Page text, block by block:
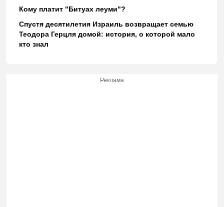
Кому платит "Битуах леуми"?
Спустя десятилетия Израиль возвращает семью
Теодора Герцля домой: история, о которой мало
кто знал
Реклама